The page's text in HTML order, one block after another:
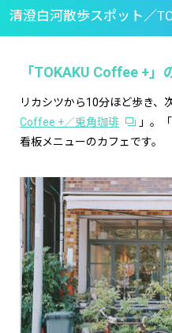
清澄白河散歩スポット／
「TOKAKU Coffee +」
リカシツから10分ほど歩き、
Coffee +／兎角珈琲
」。
看板メニューのカフェです。